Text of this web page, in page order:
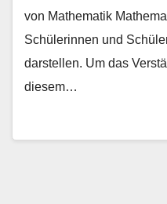
von Mathematik
Schülerinnen und
darstellen. Um das
diesem…